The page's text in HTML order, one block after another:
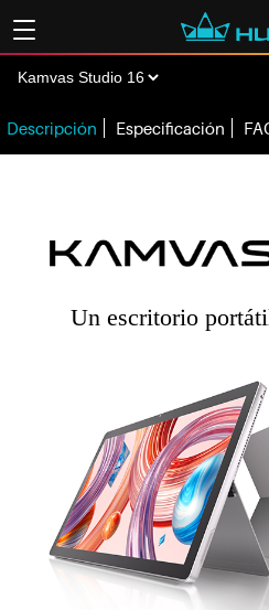
Descripción Especificación
Un escritorio